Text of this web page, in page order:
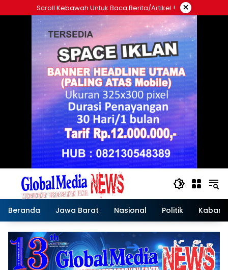
ke
Scroll Kebawah Untuk Baca Berita/artikel ! ×
Beranda Jawa Barat Nasional Politik Kabar